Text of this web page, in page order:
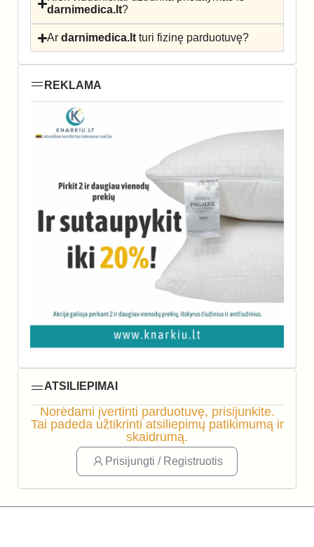
darnimedica.lt?
Ardarnimedica.lt turi fizinę parduotuvę?
REKLAMA
ATSILIEPIMAI
Norėdami įvertinti parduotuvę, prisijunkite.
Tai padeda užtikrinti atsiliepimų patikimumą ir
skaidrumą.
Prisijungti / Registruotis